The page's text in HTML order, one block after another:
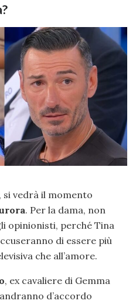
si vedrà il momento
. Per la dama, non
opinionisti, perché Tina
di essere più
che all’amore.
, ex cavaliere di Gemma
d’accordo